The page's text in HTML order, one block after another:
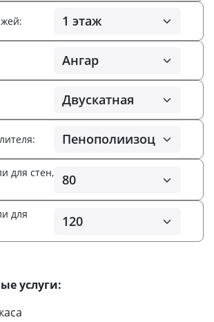
для стен,
для
услуги: